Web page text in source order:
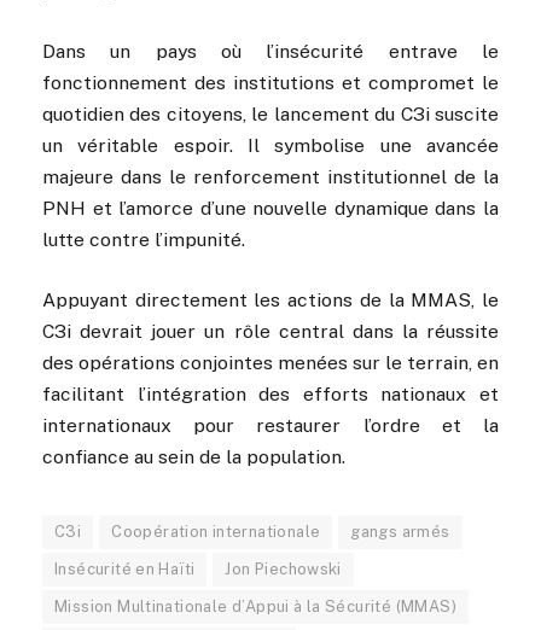
Dans un pays où l’insécurité entrave le
fonctionnement des institutions et compromet le
quotidien des citoyens, le lancement du C3i suscite
un véritable espoir. Il symbolise une avancée
majeure dans le renforcement institutionnel de la
PNH et l’amorce d’une nouvelle dynamique dans la
lutte contre l’impunité.
Appuyant directement les actions de la MMAS, le
C3i devrait jouer un rôle central dans la réussite
des opérations conjointes menées sur le terrain, en
facilitant l’intégration des efforts nationaux et
internationaux pour restaurer l’ordre et la
confiance au sein de la population.
C3i Coopération internationale gangs armés
Insécurité en Haïti Jon Piechowski
Mission Multinationale d’Appui à la Sécurité (MMAS)